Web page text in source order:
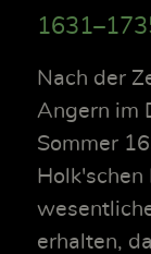
Nach der
Angern im
Sommer
erhalten,